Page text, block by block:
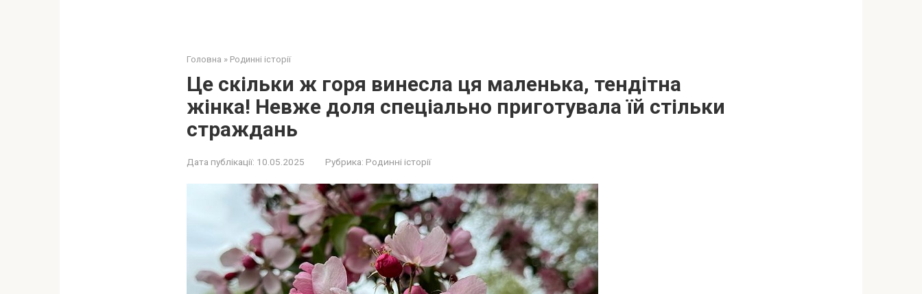
Головна » Родинні історії
Це скільки ж горя винесла ця маленька, тендітна
жінка! Невже доля спеціально приготувала їй стільки
страждань
Дата публікації: 10.05.2025 Рубрика: Родинні історії